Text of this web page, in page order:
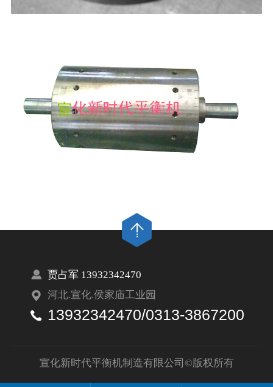
贾占军 13932342470
河北.宣化.侯家庙工业园
13932342470/0313-3867200
宣化新时代平衡机制造有限公司©版权所有